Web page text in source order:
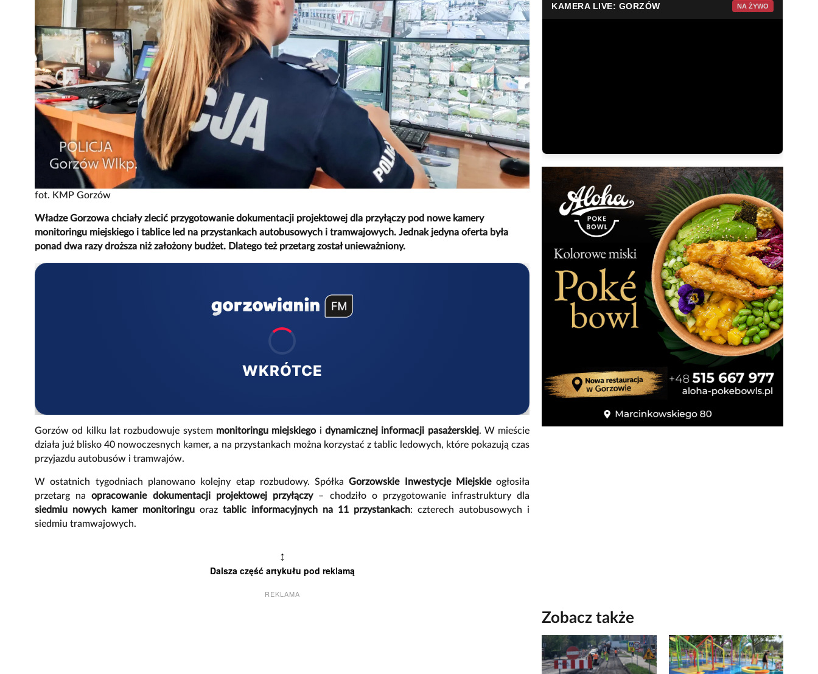
fot. KMP Gorzów
Władze Gorzowa chciały zlecić przygotowanie dokumentacji projektowej dla przyłączy pod nowe kamery
monitoringu miejskiego i tablice led na przystankach autobusowych i tramwajowych. Jednak jedyna oferta była
ponad dwa razy droższa niż założony budżet. Dlatego też przetarg został unieważniony.
WKRÓTCE
Gorzów od kilku lat rozbudowuje system monitoringu miejskiegoidynamicznej informacji pasażerskiej. W mieście
działa już blisko 40 nowoczesnych kamer, a na przystankach można korzystać z tablic ledowych, które pokazują czas
przyjazdu autobusów i tramwajów.
W ostatnich tygodniach planowano kolejny etap rozbudowy. SpółkaGorzowskie Inwestycje Miejskieogłosiła
przetarg naopracowanie dokumentacji projektowej przyłączy– chodziło o przygotowanie infrastruktury dla
siedmiu nowych kamer monitoringu oraztablic informacyjnych na 11 przystankach: czterech autobusowych i
siedmiu tramwajowych.
↕
Dalsza część artykułu pod reklamą
REKLAMA
KAMERA LIVE: GORZÓW NA ŻYWO
Zobacz także